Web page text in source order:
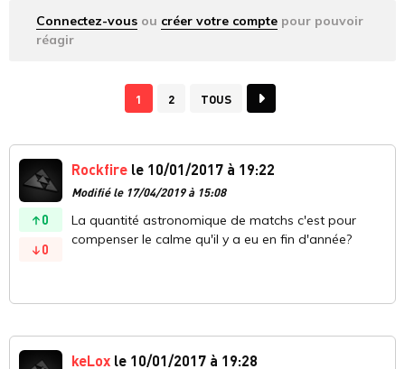
Connectez-vous ou créer votre compte pour pouvoir
réagir
1 2 TOUS
0
0
Rockfire le 10/01/2017 à 19:22
Modifié le 17/04/2019 à 15:08
La quantité astronomique de matchs c'est pour
compenser le calme qu'il y a eu en fin d'année?
keLox le 10/01/2017 à 19:28